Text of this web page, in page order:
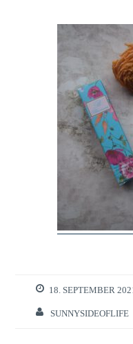
18. SEPTEMBER
SUNNYSIDEOFLIFE